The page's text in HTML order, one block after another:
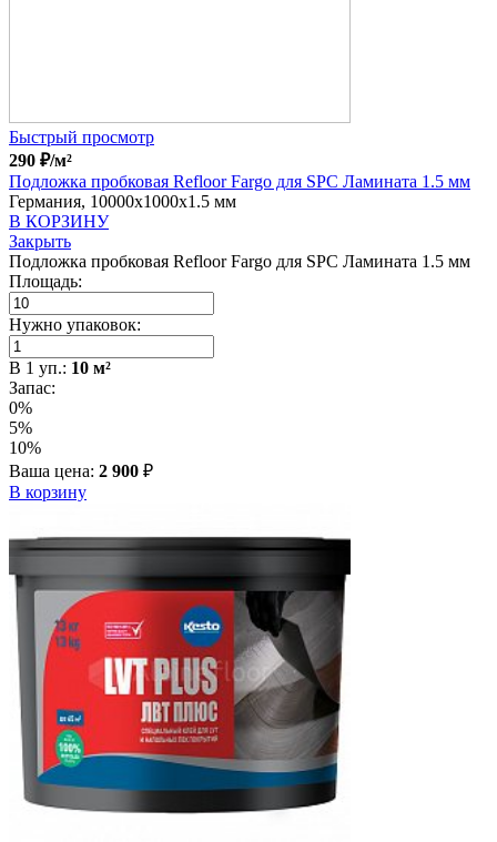
Быстрый просмотр
290 ₽/м²
Подложка пробковая Refloor Fargo для SPC Ламината 1.5 мм
Германия, 10000x1000x1.5 мм
В КОРЗИНУ
Закрыть
Подложка пробковая Refloor Fargo для SPC Ламината 1.5 мм
Площадь:
Нужно упаковок:
В 1 уп.: 10 м²
Запас:
0%
5%
10%
Ваша цена: 2 900 ₽
В корзину